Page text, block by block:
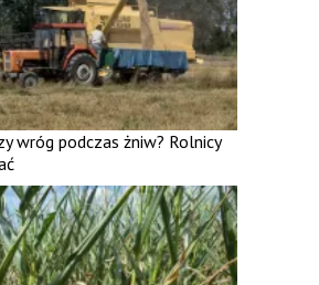
wróg podczas żniw? Rolnicy